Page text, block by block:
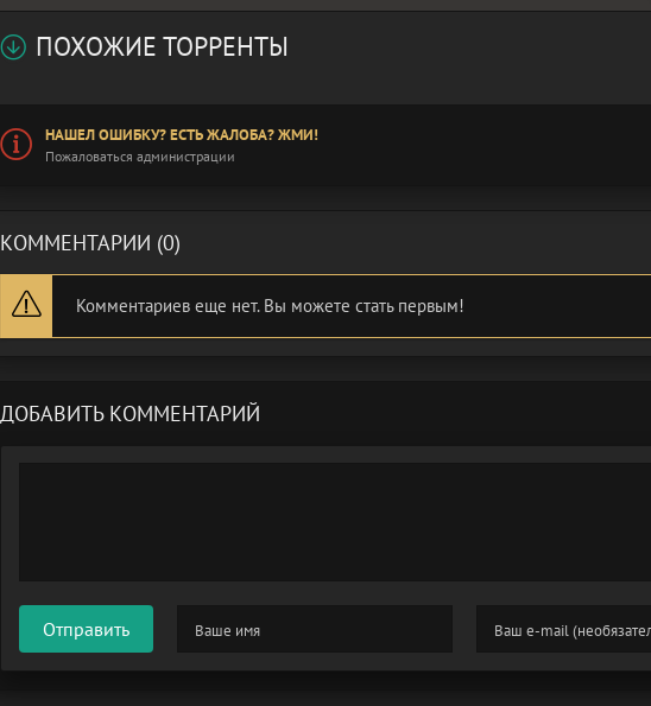
ПОХОЖИЕ ТОРРЕНТЫ
НАШЕЛ ОШИБКУ? ЕСТЬ ЖАЛОБА? ЖМИ!
Пожаловаться администрации
КОММЕНТАРИИ (0)
Комментариев еще нет. Вы можете стать первым!
ДОБАВИТЬ КОММЕНТАРИЙ
Отправить